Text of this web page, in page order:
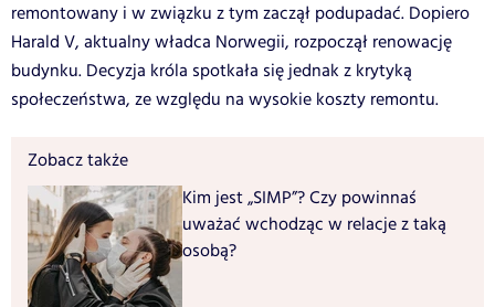
remontowany i w związku z tym zaczął podupadać. Dopiero
Harald V, aktualny władca Norwegii, rozpoczął renowację
budynku. Decyzja króla spotkała się jednak z krytyką
społeczeństwa, ze względu na wysokie koszty remontu.
Zobacz także
Kim jest „SIMP”? Czy powinnaś
uważać wchodząc w relacje z taką
osobą?